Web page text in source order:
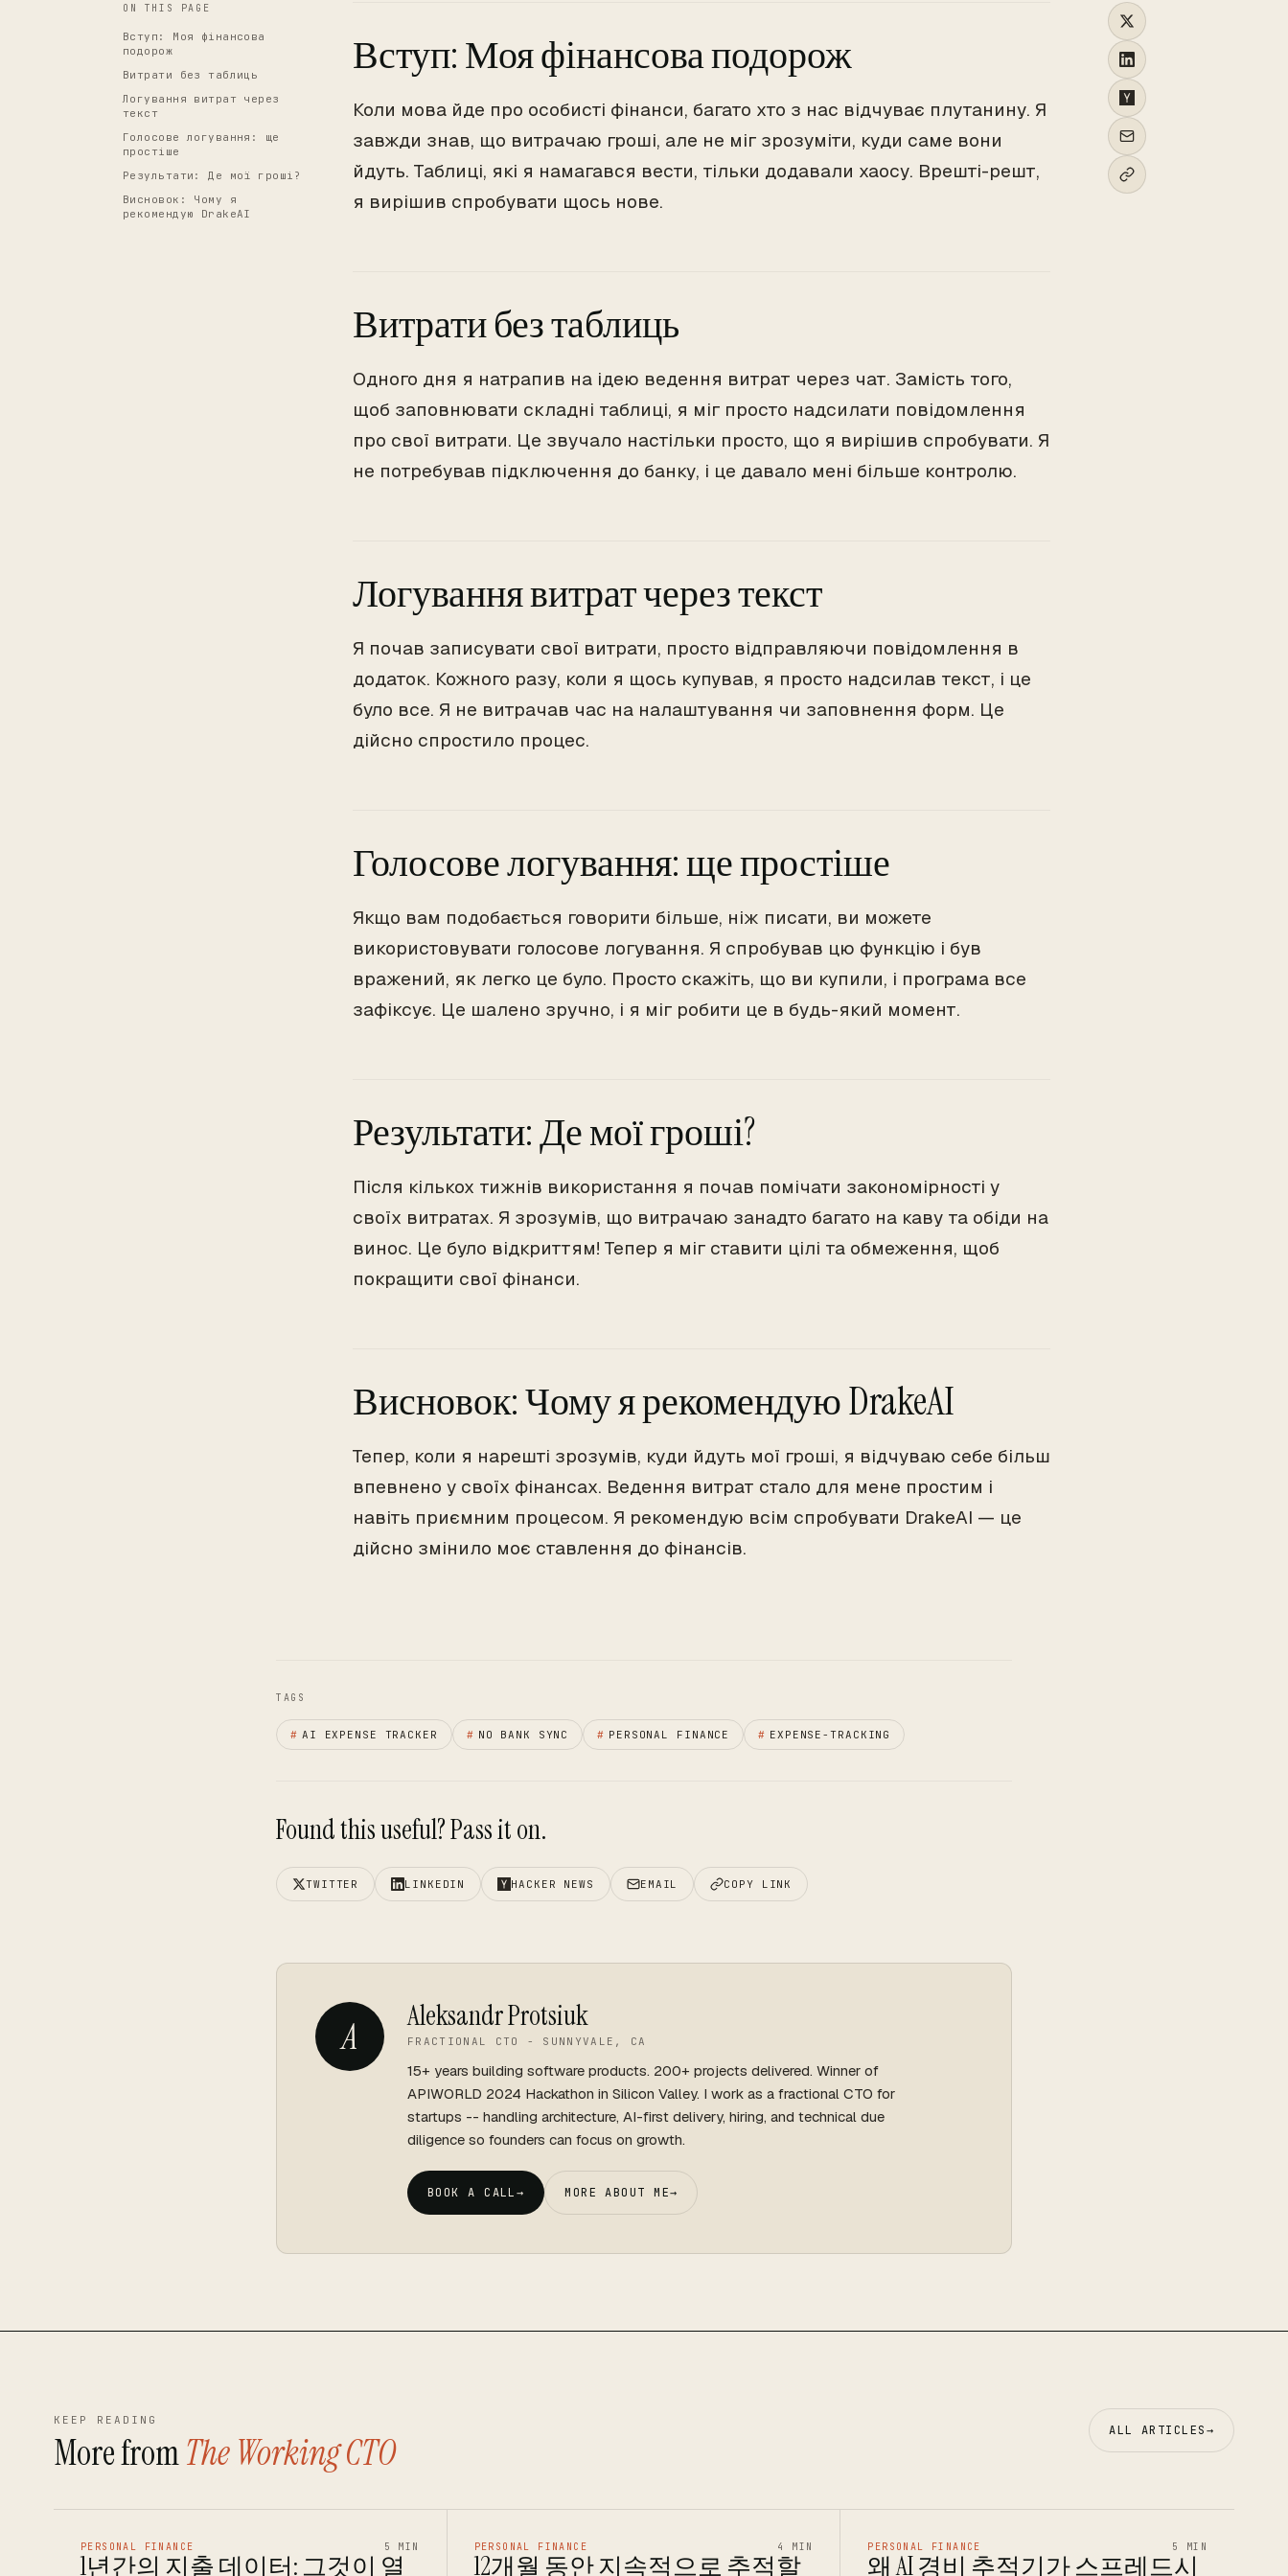
ON THIS PAGE
Вступ: Моя фінансова
подорож
Витрати без таблиць
Логування витрат через
текст
Голосове логування: ще
простіше
Результати: Де мої гроші?
Висновок: Чому я
рекомендую DrakeAI
Вступ: Моя фінансова подорож
Коли мова йде про особисті фінанси, багато хто з нас відчуває плутанину. Я
завжди знав, що витрачаю гроші, але не міг зрозуміти, куди саме вони
йдуть. Таблиці, які я намагався вести, тільки додавали хаосу. Врешті-решт,
я вирішив спробувати щось нове.
Витрати без таблиць
Одного дня я натрапив на ідею ведення витрат через чат. Замість того,
щоб заповнювати складні таблиці, я міг просто надсилати повідомлення
про свої витрати. Це звучало настільки просто, що я вирішив спробувати. Я
не потребував підключення до банку, і це давало мені більше контролю.
Логування витрат через текст
Я почав записувати свої витрати, просто відправляючи повідомлення в
додаток. Кожного разу, коли я щось купував, я просто надсилав текст, і це
було все. Я не витрачав час на налаштування чи заповнення форм. Це
дійсно спростило процес.
Голосове логування: ще простіше
Якщо вам подобається говорити більше, ніж писати, ви можете
використовувати голосове логування. Я спробував цю функцію і був
вражений, як легко це було. Просто скажіть, що ви купили, і програма все
зафіксує. Це шалено зручно, і я міг робити це в будь-який момент.
Результати: Де мої гроші?
Після кількох тижнів використання я почав помічати закономірності у
своїх витратах. Я зрозумів, що витрачаю занадто багато на каву та обіди на
винос. Це було відкриттям! Тепер я міг ставити цілі та обмеження, щоб
покращити свої фінанси.
Висновок: Чому я рекомендую DrakeAI
Тепер, коли я нарешті зрозумів, куди йдуть мої гроші, я відчуваю себе більш
впевнено у своїх фінансах. Ведення витрат стало для мене простим і
навіть приємним процесом. Я рекомендую всім спробувати DrakeAI — це
дійсно змінило моє ставлення до фінансів.
TAGS
# AI EXPENSE TRACKER # NO BANK SYNC # PERSONAL FINANCE # EXPENSE-TRACKING
Found this useful? Pass it on.
TWITTER LINKEDIN HACKER NEWS EMAIL COPY LINK
A Aleksandr Protsiuk
FRACTIONAL CTO - SUNNYVALE, CA
15+ years building software products. 200+ projects delivered. Winner of
APIWORLD 2024 Hackathon in Silicon Valley. I work as a fractional CTO for
startups -- handling architecture, AI-first delivery, hiring, and technical due
diligence so founders can focus on growth.
BOOK A CALL→ MORE ABOUT ME→
KEEP READING
More fromThe Working CTO ALL ARTICLES→
PERSONAL FINANCE 5 MIN
1년간의 지출 데이터: 그것이 열
PERSONAL FINANCE 4 MIN
12개월 동안 지속적으로 추적할
PERSONAL FINANCE 5 MIN
왜 AI 경비 추적기가 스프레드시